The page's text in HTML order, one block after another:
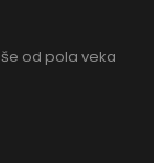
od pola veka